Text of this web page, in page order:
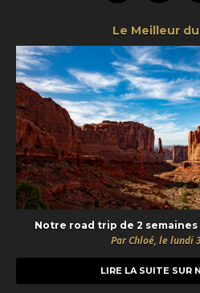
Le Meilleur
Notre road trip de 2 semaines
Par Chloé, le lundi
LIRE LA SUITE SUR